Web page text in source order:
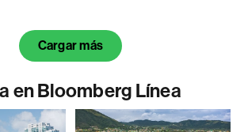
Cargar más
en Bloomberg Línea